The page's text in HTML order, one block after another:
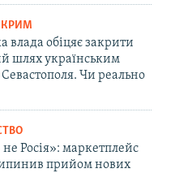
КРИМ
влада обіцяє закрити
шлях українським
Чи реально
Росія»: маркетплейс
прийом нових